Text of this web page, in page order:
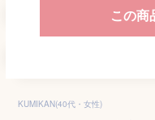
この商
KUMIKAN(40代・女性)